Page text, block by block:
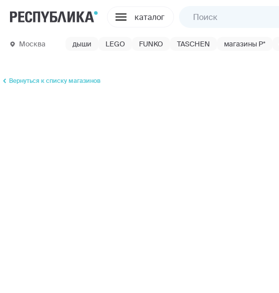
каталог
Москва дыши LEGO FUNKO TASCHEN магазины Р*
Вернуться к списку магазинов